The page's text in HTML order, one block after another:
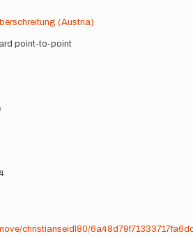
(Austria)
point-to-point
christianseidl80/